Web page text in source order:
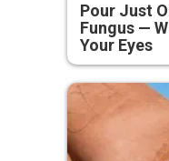
Pour Just
Fungus —
Your Eyes